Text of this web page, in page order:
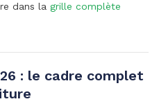
dans la grille complète
: le cadre complet